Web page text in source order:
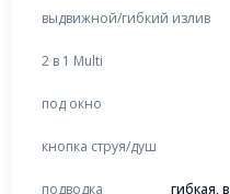
выдвижной/гибкий излив
2 в 1 Multi
под окно
кнопка струя/душ
подводка гибкая,